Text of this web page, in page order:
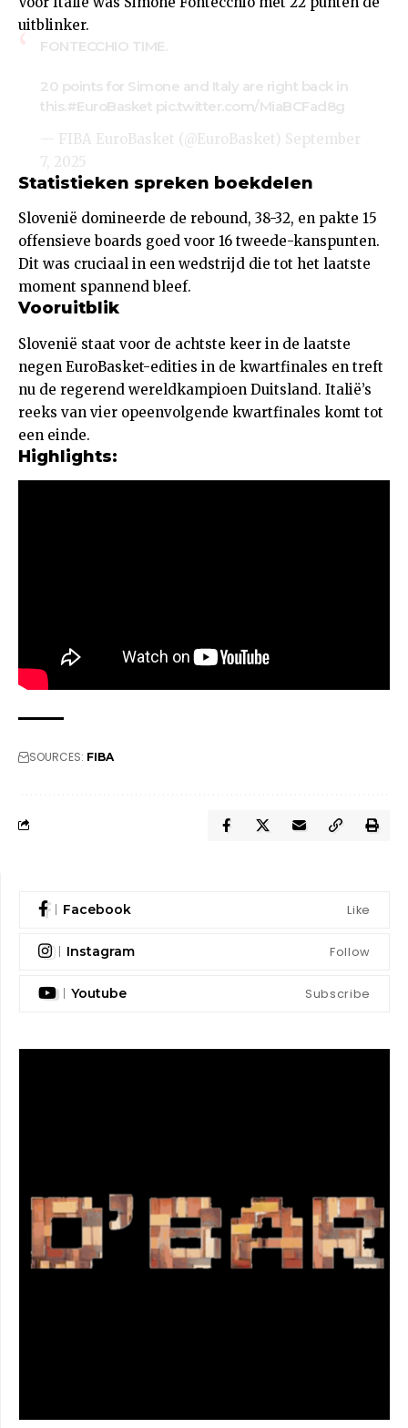
uitblinker.
FONTECCHIO TIME.
20 points for Simone and Italy are right back in
this. #EuroBasket pic.twitter.com/MiaBCFad8g
— FIBA EuroBasket (@EuroBasket) September
7, 2025
Statistieken spreken boekdelen
Slovenië domineerde de rebound, 38-32, en pakte 15
offensieve boards goed voor 16 tweede-kanspunten.
Dit was cruciaal in een wedstrijd die tot het laatste
moment spannend bleef.
Vooruitblik
Slovenië staat voor de achtste keer in de laatste
negen EuroBasket-edities in de kwartfinales en treft
nu de regerend wereldkampioen Duitsland. Italië’s
reeks van vier opeenvolgende kwartfinales komt tot
een einde.
Highlights:
SOURCES: FIBA
Facebook Like
Instagram Follow
Youtube Subscribe